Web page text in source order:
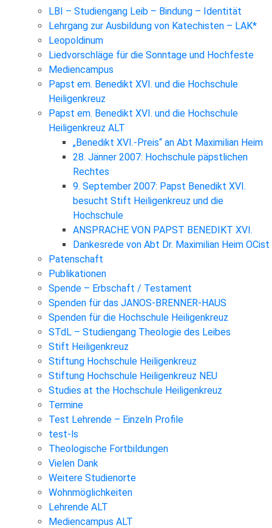
LBI – Studiengang Leib – Bindung – Identität
Lehrgang zur Ausbildung von Katechisten – LAK*
Leopoldinum
Liedvorschläge für die Sonntage und Hochfeste
Mediencampus
Papst em. Benedikt XVI. und die Hochschule
Heiligenkreuz
Papst em. Benedikt XVI. und die Hochschule
Heiligenkreuz ALT
„Benedikt XVI.-Preis“ an Abt Maximilian Heim
28. Jänner 2007: Hochschule päpstlichen
Rechtes
9. September 2007: Papst Benedikt XVI.
besucht Stift Heiligenkreuz und die
Hochschule
ANSPRACHE VON PAPST BENEDIKT XVI.
Dankesrede von Abt Dr. Maximilian Heim OCist
Patenschaft
Publikationen
Spende – Erbschaft / Testament
Spenden für das JANOS-BRENNER-HAUS
Spenden für die Hochschule Heiligenkreuz
STdL – Studiengang Theologie des Leibes
Stift Heiligenkreuz
Stiftung Hochschule Heiligenkreuz
Stiftung Hochschule Heiligenkreuz NEU
Studies at the Hochschule Heiligenkreuz
Termine
Test Lehrende – Einzeln Profile
test-ls
Theologische Fortbildungen
Vielen Dank
Weitere Studienorte
Wohnmöglichkeiten
Lehrende ALT
Mediencampus ALT